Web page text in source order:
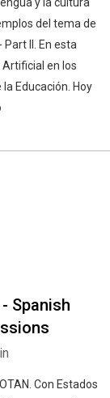
del tema de
II. En esta
en los
Educación. Hoy
Spanish
Con Estados